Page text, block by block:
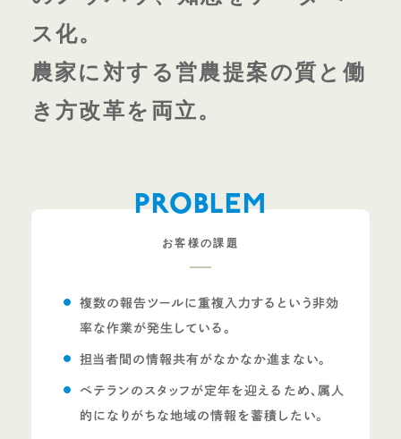
プライバシーポリシー
ス化。
農家に対する営農提案の質と働
き方改革を両立。
PROBLEM
お客様の課題
複数の報告ツールに重複入力するという非効
率な作業が発生している。
担当者間の情報共有がなかなか進まない。
ベテランのスタッフが定年を迎えるため、属人
的になりがちな地域の情報を蓄積したい。